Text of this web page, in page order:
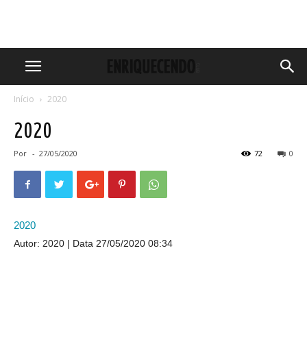
Início 2020
2020
Por - 27/05/2020 0
72
2020
Autor: 2020 Data 27/05/2020 08:34